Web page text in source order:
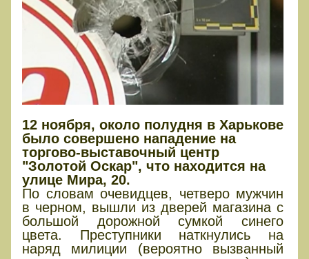
12 ноября, около полудня в Харькове
было совершено нападение на
торгово-выставочный центр
"Золотой Оскар", что находится на
улице Мира, 20.
По словам очевидцев, четверо мужчин
в черном, вышли из дверей магазина с
большой дорожной сумкой синего
цвета. Преступники наткнулись на
наряд милиции (вероятно вызванный